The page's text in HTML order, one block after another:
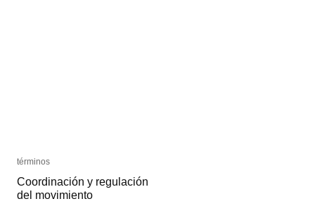
términos
Coordinación y regulación
del movimiento
términos
Coordinación y regulación
del movimiento